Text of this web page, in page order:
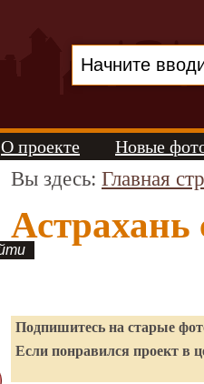
О проекте Новые
Вы здесь: Главная
Астрахань
Подпишитесь на старые
Если понравился проект в